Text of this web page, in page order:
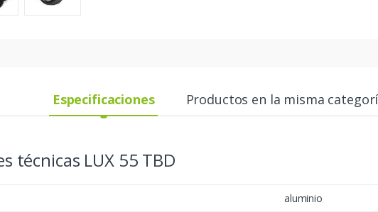
Especificaciones Productos en la misma
técnicas LUX 55 TBD
aluminio